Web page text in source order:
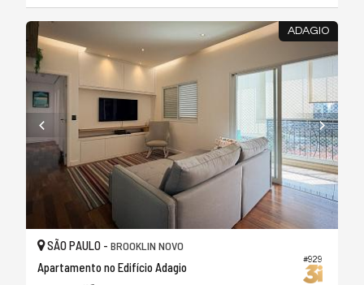
ADAGIO
#929
SÃO PAULO - BROOKLIN NOVO
Apartamento no Edifício Adagio